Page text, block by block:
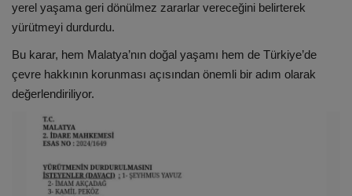
yerel yaşama geri dönülmez zararlar vereceğini belirterek
yürütmeyi durdurdu.
Bu karar, hem Malatya’nın doğal yaşamı hem de Türkiye’de
çevre hakkının korunması açısından önemli bir adım olarak
değerlendiriliyor.